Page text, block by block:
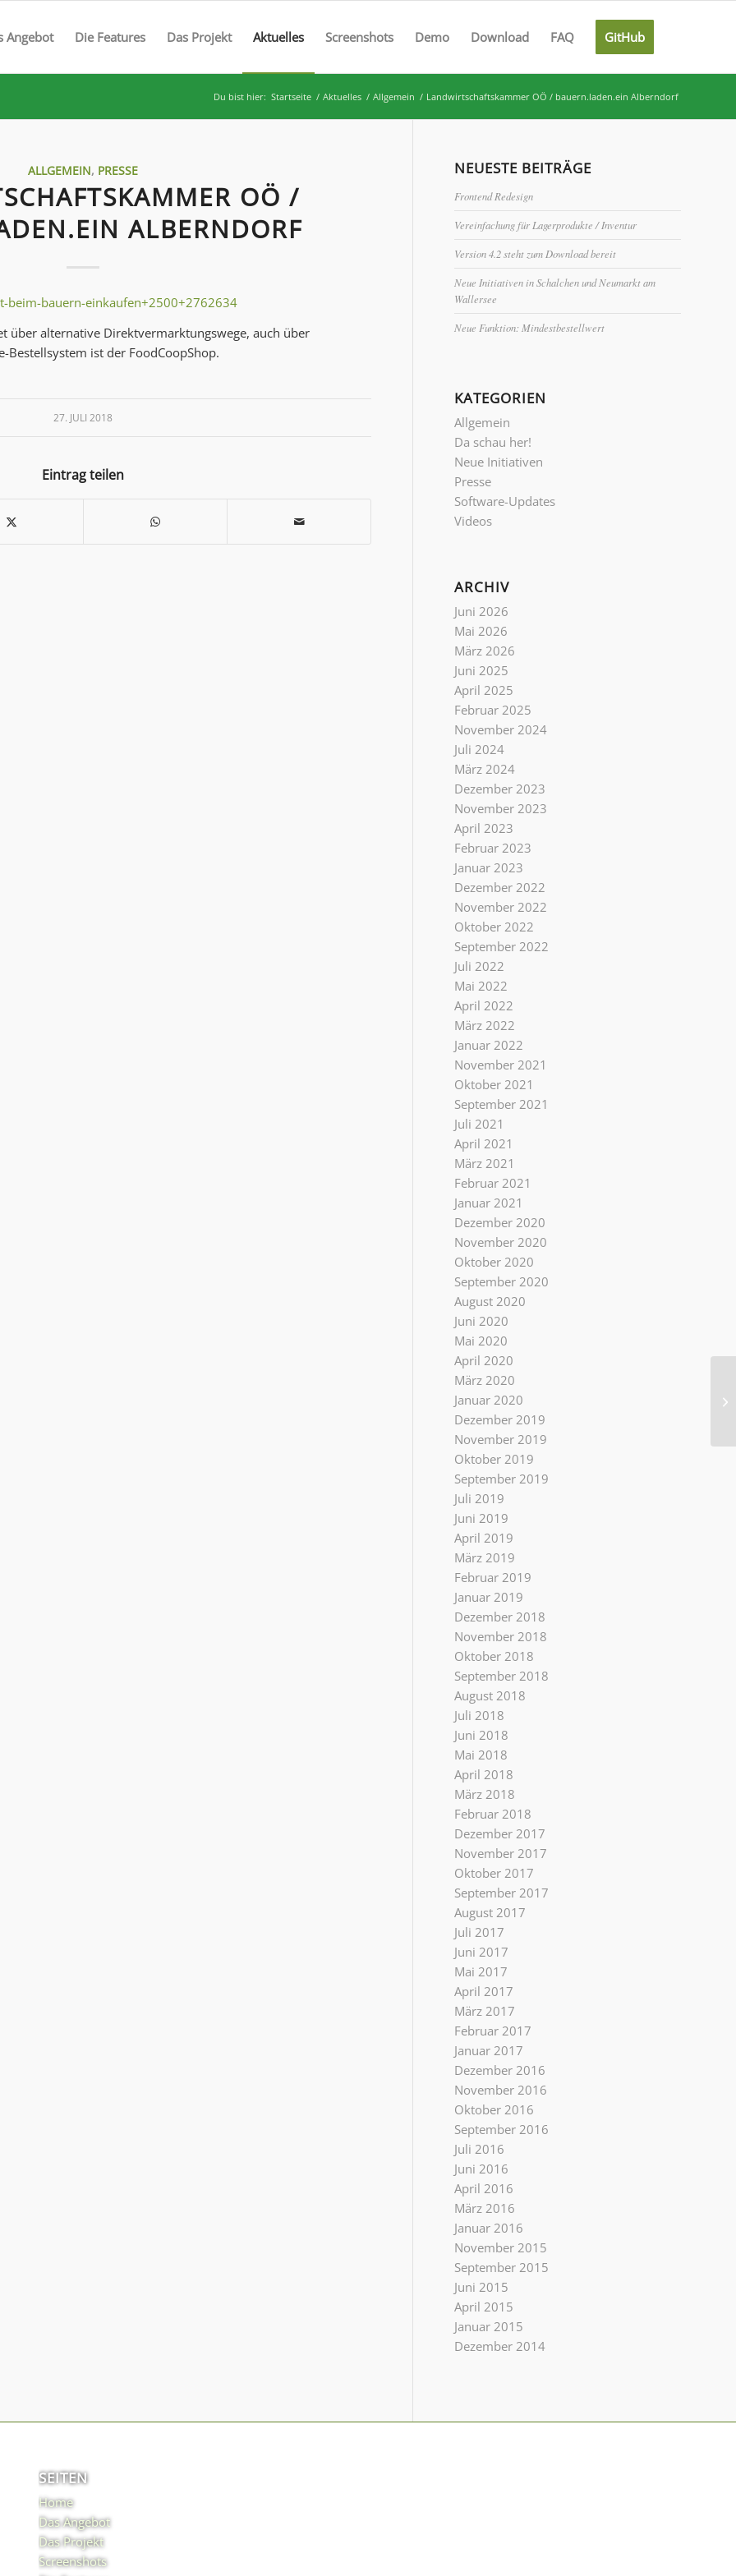
Angebot Die Features Das Projekt Aktuelles Screenshots Demo Download FAQ GitHub
Du bist hier: Startseite / Aktuelles / Allgemein / Landwirtschaftskammer OÖ / bauern.laden.ein Alberndorf
ALLGEMEIN, PRESSE
OÖ /
ALBERNDORF
bauern-einkaufen+2500+2762634
über alternative Direktvermarktungswege, auch über
Bestellsystem ist der FoodCoopShop.
27. JULI 2018
Eintrag teilen
NEUESTE BEITRÄGE
Frontend Redesign
Vereinfachung für Lagerprodukte / Inventur
Version 4.2 steht zum Download bereit
Neue Initiativen in Schalchen und Neumarkt am
Wallersee
Neue Funktion: Mindestbestellwert
KATEGORIEN
Allgemein
Da schau her!
Neue Initiativen
Presse
Software-Updates
Videos
ARCHIV
Juni 2026
Mai 2026
März 2026
Juni 2025
April 2025
Februar 2025
November 2024
Juli 2024
März 2024
Dezember 2023
November 2023
April 2023
Februar 2023
Januar 2023
Dezember 2022
November 2022
Oktober 2022
September 2022
Juli 2022
Mai 2022
April 2022
März 2022
Januar 2022
November 2021
Oktober 2021
September 2021
Juli 2021
April 2021
März 2021
Februar 2021
Januar 2021
Dezember 2020
November 2020
Oktober 2020
September 2020
August 2020
Juni 2020
Mai 2020
April 2020
März 2020
Januar 2020
Dezember 2019
November 2019
Oktober 2019
September 2019
Juli 2019
Juni 2019
April 2019
März 2019
Februar 2019
Januar 2019
Dezember 2018
November 2018
Oktober 2018
September 2018
August 2018
Juli 2018
Juni 2018
Mai 2018
April 2018
März 2018
Februar 2018
Dezember 2017
November 2017
Oktober 2017
September 2017
August 2017
Juli 2017
Juni 2017
Mai 2017
April 2017
März 2017
Februar 2017
Januar 2017
Dezember 2016
November 2016
Oktober 2016
September 2016
Juli 2016
Juni 2016
April 2016
März 2016
Januar 2016
November 2015
September 2015
Juni 2015
April 2015
Januar 2015
Dezember 2014
SEITEN
Home
Das Angebot
Das Projekt
Screenshots